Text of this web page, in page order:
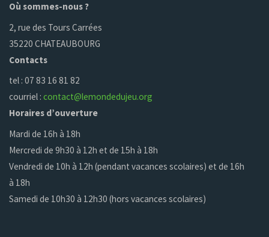
Où sommes-nous ?
2, rue des Tours Carrées
35220 CHATEAUBOURG
Contacts
tel : 07 83 16 81 82
courriel :contact@lemondedujeu.org
Horaires d’ouverture
Mardi de 16h à 18h
Mercredi de 9h30 à 12h et de 15h à 18h
Vendredi de 10h à 12h (pendant vacances scolaires) et de 16h
à 18h
Samedi de 10h30 à 12h30 (hors vacances scolaires)